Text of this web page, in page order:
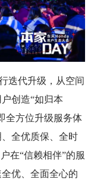
迭代升级，从空间
创造“如归本
全方位升级服务体
全优质保、全时
户在“信赖相伴”的服
全优、全面全心的